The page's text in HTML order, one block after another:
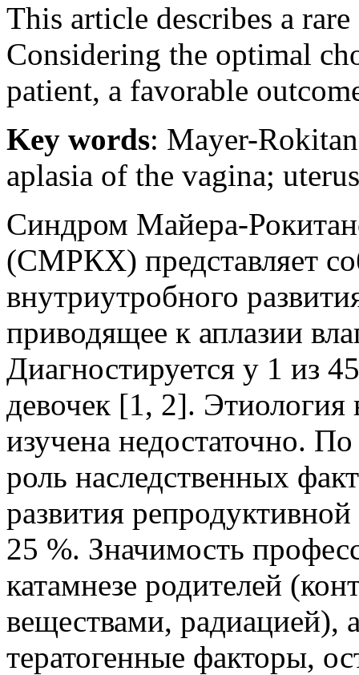
This article describes a
Considering the optimal
patient, a favorable
Key words: Mayer-
aplasia of the vagina; uterus
Синдром Майера-
(СМРКХ) представляет
внутриутробного
приводящее к аплазии
Диагностируется у 1 из
девочек [1, 2].
изучена недостаточно.
роль наследственных
развития
25 %. Значимость
катамнезе родителей
веществами, радиацией),
тератогенные факторы,